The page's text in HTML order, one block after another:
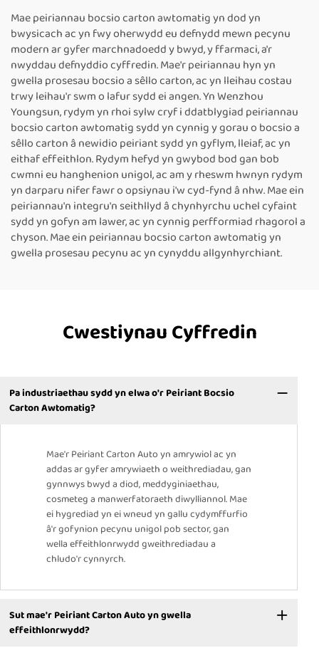
Tôgio Band Parhaus
Thermol
Peiriant Tôgio Thermol ar
gyfer Cynhwysyddion
Bwyd, Peiriant Tôgio
Parhaus Awtomatig
Mae peiriannau bocsio carton awtomatig yn dod yn
bwysicach ac yn fwy oherwydd eu defnydd mewn pecynu
modern ar gyfer marchnadoedd y bwyd, y ffarmaci, a'r
nwyddau defnyddio cyffredin. Mae'r peiriannau hyn yn
gwella prosesau bocsio a sêllo carton, ac yn lleihau costau
trwy leihau'r swm o lafur sydd ei angen. Yn Wenzhou
Youngsun, rydym yn rhoi sylw cryf i ddatblygiad peiriannau
bocsio carton awtomatig sydd yn cynnig y gorau o bocsio a
sêllo carton â newidio peiriant sydd yn gyflym, lleiaf, ac yn
eithaf effeithlon. Rydym hefyd yn gwybod bod gan bob
cwmni eu hanghenion unigol, ac am y rheswm hwnyn rydym
yn darparu nifer fawr o opsiynau i'w cyd-fynd â nhw. Mae ein
peiriannau'n integru'n seithllyd â chynhyrchu uchel cyfaint
sydd yn gofyn am lawer, ac yn cynnig perfformiad rhagorol a
chyson. Mae ein peiriannau bocsio carton awtomatig yn
gwella prosesau pecynu ac yn cynyddu allgynhyrchiant.
Cwestiynau Cyffredin
Pa industriaethau sydd yn elwa o'r Peiriant Bocsio
Carton Awtomatig?
Mae'r Peiriant Carton Auto yn amrywiol ac yn
addas ar gyfer amrywiaeth o weithrediadau, gan
gynnwys bwyd a diod, meddyginiaethau,
cosmeteg a manwerfatoraeth diwylliannol. Mae
ei hygrediad yn ei wneud yn gallu cydymffurfio
â'r gofynion pecynu unigol pob sector, gan
wella effeithlonrwydd gweithrediadau a
chludo'r cynnyrch.
Sut mae'r Peiriant Carton Auto yn gwella
effeithlonrwydd?